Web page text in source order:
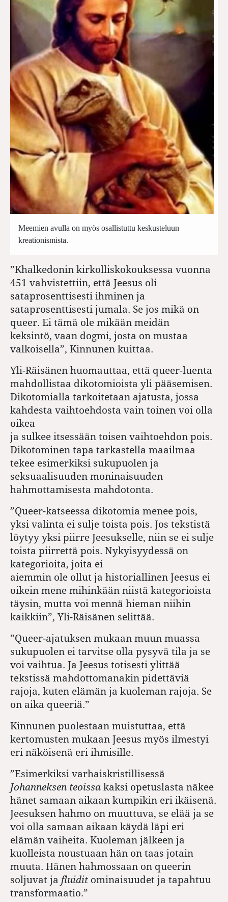
Meemien avulla on myös osallistuttu keskusteluun
kreationismista.
”Khalkedonin kirkolliskokouksessa vuonna
451 vahvistettiin, että Jeesus oli
sataprosenttisesti ihminen ja
sataprosenttisesti jumala. Se jos mikä on
queer. Ei tämä ole mikään meidän
keksintö, vaan dogmi, josta on mustaa
valkoisella”, Kinnunen kuittaa.
Yli-Räisänen huomauttaa, että queer-luenta
mahdollistaa dikotomioista yli pääsemisen.
Dikotomialla tarkoitetaan ajatusta, jossa
kahdesta vaihtoehdosta vain toinen voi olla
oikea
ja sulkee itsessään toisen vaihtoehdon pois.
Dikotominen tapa tarkastella maailmaa
tekee esimerkiksi sukupuolen ja
seksuaalisuuden moninaisuuden
hahmottamisesta mahdotonta.
”Queer-katseessa dikotomia menee pois,
yksi valinta ei sulje toista pois. Jos tekstistä
löytyy yksi piirre Jeesukselle, niin se ei sulje
toista piirrettä pois. Nykyisyydessä on
kategorioita, joita ei
aiemmin ole ollut ja historiallinen Jeesus ei
oikein mene mihinkään niistä kategorioista
täysin, mutta voi mennä hieman niihin
kaikkiin”, Yli-Räisänen selittää.
”Queer-ajatuksen mukaan muun muassa
sukupuolen ei tarvitse olla pysyvä tila ja se
voi vaihtua. Ja Jeesus totisesti ylittää
tekstissä mahdottomanakin pidettäviä
rajoja, kuten elämän ja kuoleman rajoja. Se
on aika queeriä.”
Kinnunen puolestaan muistuttaa, että
kertomusten mukaan Jeesus myös ilmestyi
eri näköisenä eri ihmisille.
”Esimerkiksi varhaiskristillisessä
Johanneksen teoissa kaksi opetuslasta näkee
hänet samaan aikaan kumpikin eri ikäisenä.
Jeesuksen hahmo on muuttuva, se elää ja se
voi olla samaan aikaan käydä läpi eri
elämän vaiheita. Kuoleman jälkeen ja
kuolleista noustuaan hän on taas jotain
muuta. Hänen hahmossaan on queerin
soljuvat ja fluidit ominaisuudet ja tapahtuu
transformaatio.”